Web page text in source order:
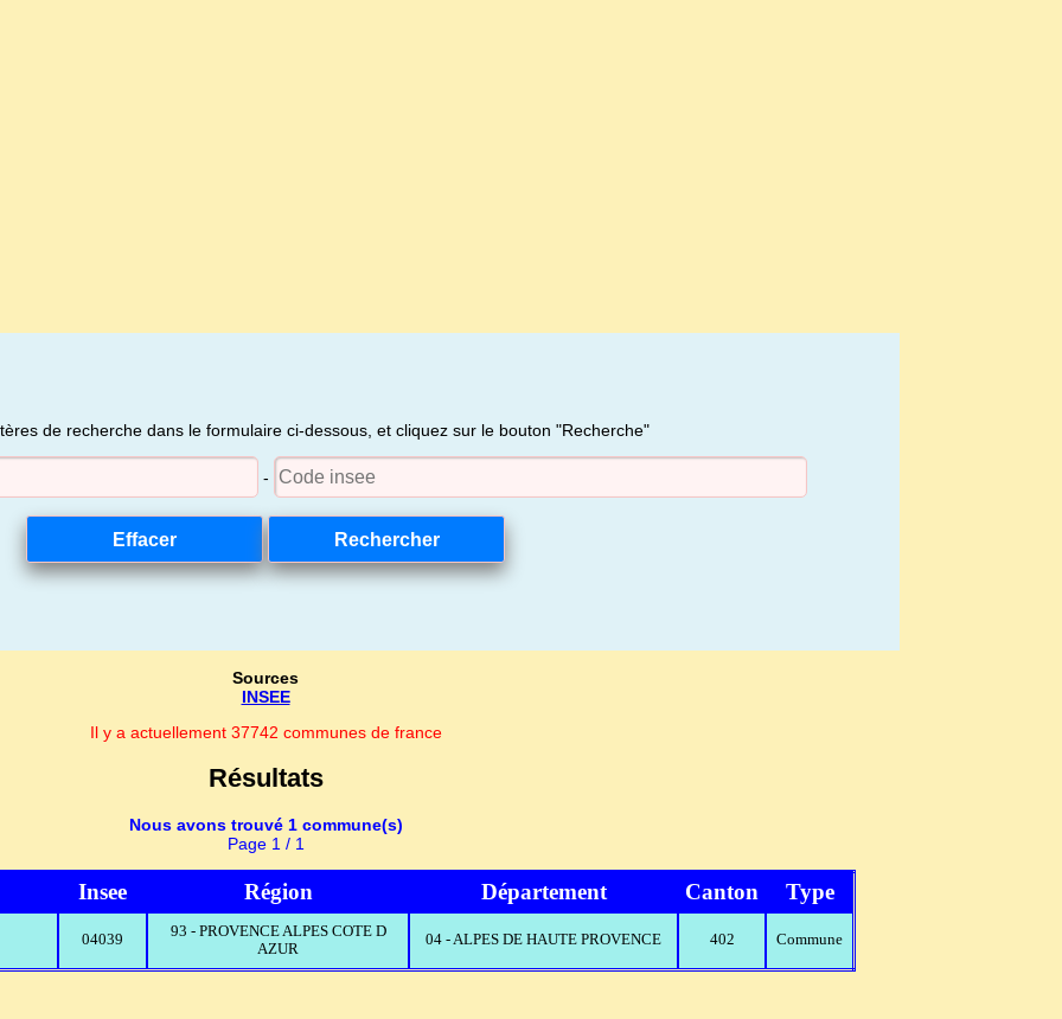
de recherche dans le formulaire ci-dessous, et cliquez sur le bouton "Recherche"
-
Sources
INSEE
Il y a actuellement 37742 communes de france
Résultats
Nous avons trouvé 1 commune(s)
Page 1 / 1
Insee Région Département Canton Type
04039
93 - PROVENCE ALPES COTE D
AZUR
04 - ALPES DE HAUTE PROVENCE 402 Commune